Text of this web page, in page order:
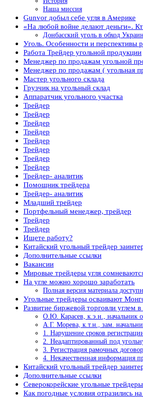
Наша миссия
Gunvor добыл себе угля в Америке
«На любой войне делают деньги».
Донбасский уголь в обход
Уголь. Особенности и перспективы
Работа Трейдер угольной продукции
Менеджер по продажам угольной
Менеджер по продажам ( угольная
Мастер угольного склада
Грузчик на угольный склад
Аппаратчик угольного участка
Трейдер
Трейдер
Трейдер
Трейдер
Трейдер
Трейдер
Трейдер
Трейдер
Трейдер- аналитик
Помощник трейдера
Трейдер- аналитик
Младший трейдер
Портфельный менеджер, трейдер
Трейдер
Трейдер
Ищете работу?
Китайский угольный трейдер
Дополнительные ссылки
Вакансии
Мировые трейдеры угля
На угле можно хорошо заработать
Полная версия материала
Угольные трейдеры осваивают
Развитие биржевой торговли углем
О.Ю. Карасев, к.э.н., начальник
А.Г. Морева, к.т.н., зам.
1. Нарушение сроков
2. Неадаптированный под
3. Регистрация рамочных
4. Некачественная информация
Китайский угольный трейдер
Дополнительные ссылки
Северокорейские угольные
Как погодные условия отразились